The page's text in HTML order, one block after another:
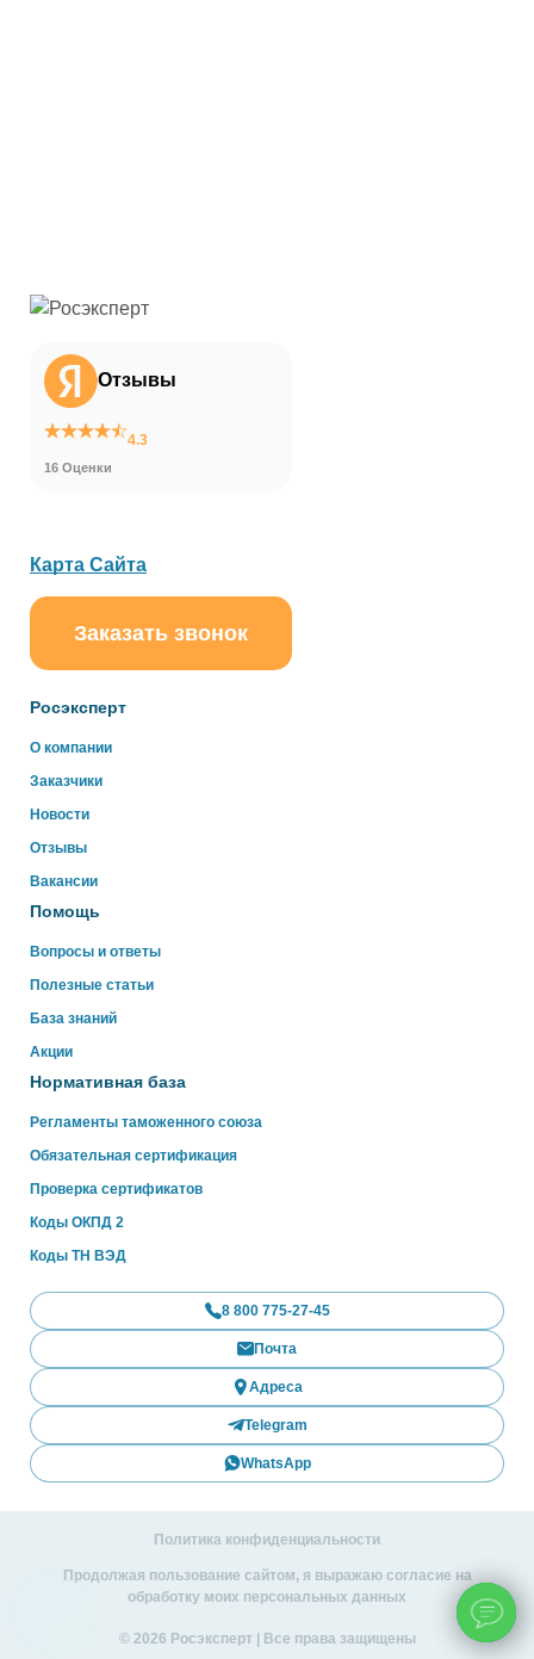
Отзывы
4.3
16 Оценки
Росэксперт
О компании
Заказчики
Новости
Отзывы
Вакансии
Помощь
Вопросы и ответы
Полезные статьи
База знаний
Акции
Нормативная база
Регламенты таможенного союза
Обязательная сертификация
Проверка сертификатов
Коды ОКПД 2
Коды ТН ВЭД
Карта Сайта
Заказать звонок
8 800 775-27-45
Почта
Адреса
Telegram
WhatsApp
Политика конфиденциальности
Продолжая пользование сайтом, я выражаю согласие на
обработку моих персональных данных
© 2026 Росэксперт | Все права защищены
online
Здравствуйте!
Свяжитесь с нами через WhatsApp нажав на кнопку
ChatApp